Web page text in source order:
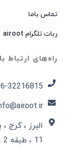
تماس باما
ربات تلگرام airoot
راه‌های ارتباط
32216815​
البرز ، کرج
11 ، طبقه 2 ، واحد شرقی